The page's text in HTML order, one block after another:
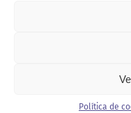
Política de